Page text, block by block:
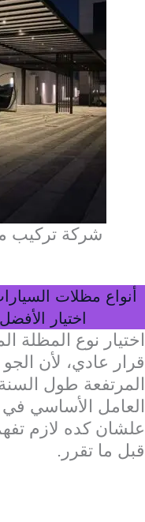
شركة تركيب
أنواع مظلات
اختيار
اختيار نوع
قرار عادي، لأن
المرتفعة طول
العامل الأساسي
علشان كده لازم
قبل ما تقرر.